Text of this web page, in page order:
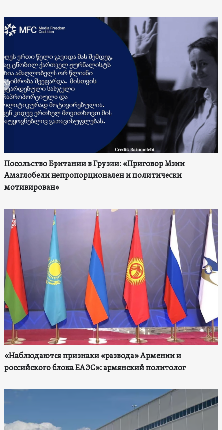
Посольство Британии в Грузии: «Приговор Мзии
Амаглобели непропорционален и политически
мотивирован»
«Наблюдаются признаки «развода» Армении и
российского блока ЕАЭС»: армянский политолог